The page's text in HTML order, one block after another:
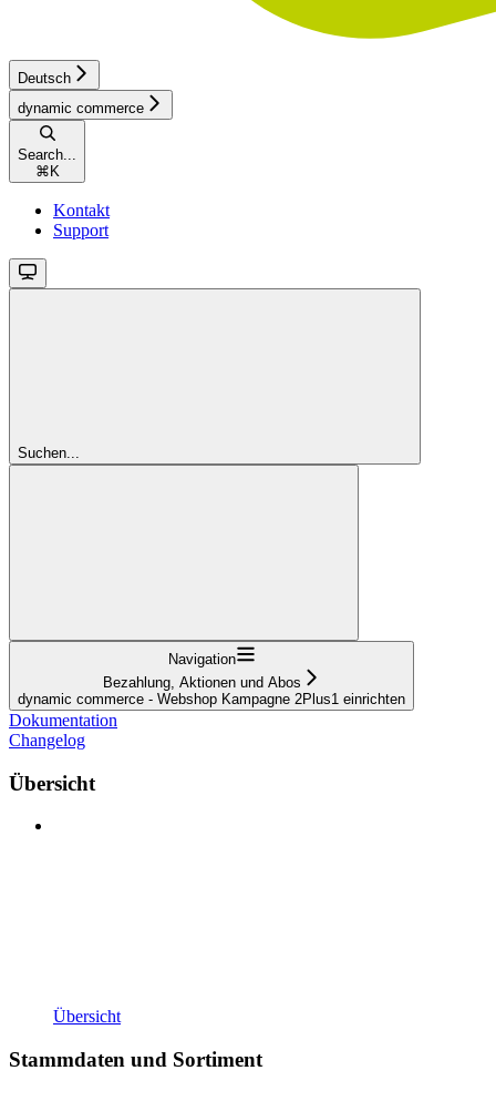
Deutsch
dynamic commerce
Search...
⌘ K
Kontakt
Support
Suchen...
Navigation
Bezahlung, Aktionen und Abos
dynamic commerce - Webshop Kampagne 2Plus1 einrichten
Dokumentation
Changelog
Übersicht
Übersicht
Stammdaten und Sortiment